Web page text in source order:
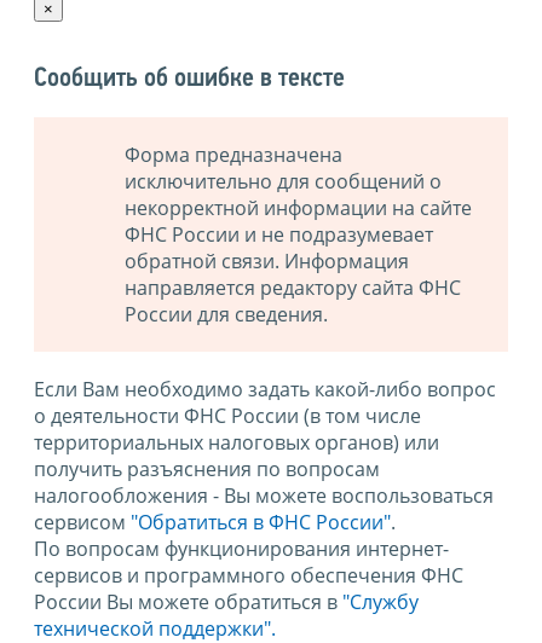
×
Сообщить об ошибке в тексте
Форма предназначена
исключительно для сообщений о
некорректной информации на сайте
ФНС России и не подразумевает
обратной связи. Информация
направляется редактору сайта ФНС
России для сведения.
Если Вам необходимо задать какой-либо вопрос
о деятельности ФНС России (в том числе
территориальных налоговых органов) или
получить разъяснения по вопросам
налогообложения - Вы можете воспользоваться
сервисом "Обратиться в ФНС России".
По вопросам функционирования интернет-
сервисов и программного обеспечения ФНС
России Вы можете обратиться в "Службу
технической поддержки".